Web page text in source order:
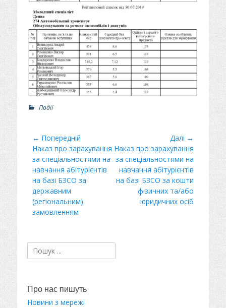
Р
Події
Навігація
записів
← Попередній
Минулий
пост
Наказ про зарахування
за спеціальностями на
навчання абітурієнтів
на базі БЗСО за
державним
(регіональним)
замовленням
Далі →
Наступний
пост:
Наказ про зарахування
за спеціальностями на
навчання абітурієнтів
на базі БЗСО за кошти
фізичних та/або
юридичних осіб
Пошук:
Про нас пишуть
Новини з мережі